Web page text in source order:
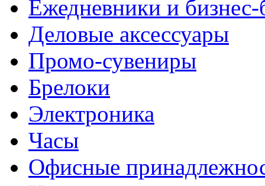
Ежедневники и
Деловые аксессуары
Промо-сувениры
Брелоки
Электроника
Часы
Офисные